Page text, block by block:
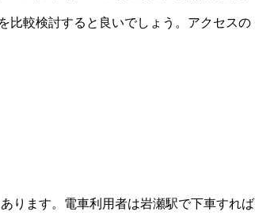
比較検討すると良いでしょう。アクセスの
ります。電車利用者は岩瀬駅で下車すれば